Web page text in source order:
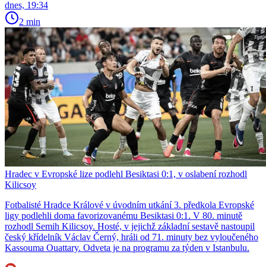
dnes, 19:34
2 min
Hradec v Evropské lize podlehl Besiktasi 0:1, v oslabení rozhodl
Kilicsoy
Fotbalisté Hradce Králové v úvodním utkání 3. předkola Evropské
ligy podlehli doma favorizovanému Besiktasi 0:1. V 80. minutě
rozhodl Semih Kilicsoy. Hosté, v jejichž základní sestavě nastoupil
český křídelník Václav Černý, hráli od 71. minuty bez vyloučeného
Kassouma Ouattary. Odveta je na programu za týden v Istanbulu.